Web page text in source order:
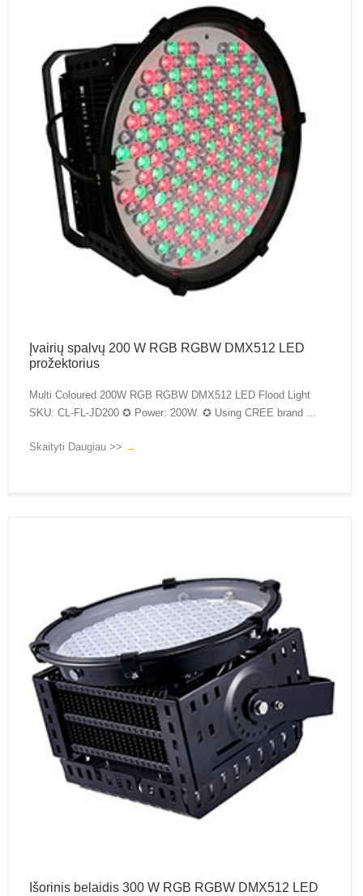
Įvairių spalvų 200 W RGB RGBW DMX512 LED
prožektorius
Multi Coloured 200W RGB RGBW DMX512 LED Flood Light
SKU: CL-FL-JD200 ✪ Power: 200W. ✪ Using CREE brand ...
Skaityti Daugiau >> →
Išorinis belaidis 300 W RGB RGBW DMX512 LED